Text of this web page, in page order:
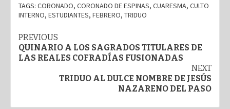
TAGS: CORONADO, CORONADO DE ESPINAS, CUARESMA, CULTO
INTERNO, ESTUDIANTES, FEBRERO, TRIDUO
Post
navigation
PREVIOUS
QUINARIO A LOS SAGRADOS TITULARES DE
LAS REALES COFRADÍAS FUSIONADAS
NEXT
TRIDUO AL DULCE NOMBRE DE JESÚS
NAZARENO DEL PASO